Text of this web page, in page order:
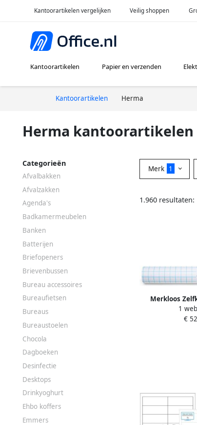
Kantoorartikelen vergelijken Veilig shoppen
Kantoorartikelen Papier en verzenden
Kantoorartikelen Herma
Herma kantoorartikelen
Categorieën
Afvalbakken
Afvalzakken
Agenda's
Badkamermeubelen
Banken
Batterijen
Briefopeners
Brievenbussen
Bureau accessoires
Bureaufietsen
Bureaus
Bureaustoelen
Chocola
Dagboeken
Desinfectie
Desktops
Drinkyoghurt
Ehbo koffers
Emmers
Merk 1
1.960 resultaten:
Merkloos
glanzend
1
€